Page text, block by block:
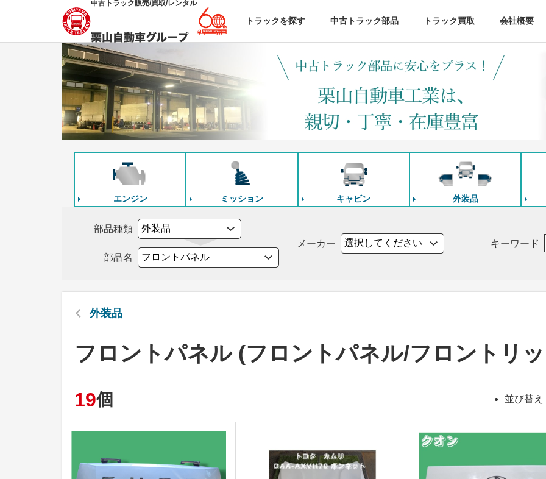
中古トラック販売/買取/レンタル
トラックを探す 中古トラック部品 トラック買取 会社概要
エンジン ミッション キャビン 外装品
部品種類
部品名
メーカー キーワード
外装品
フロントパネル (フロントパネル/フロントリ
19個 並び替え